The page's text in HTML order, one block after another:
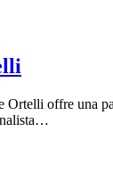
Ortelli offre una